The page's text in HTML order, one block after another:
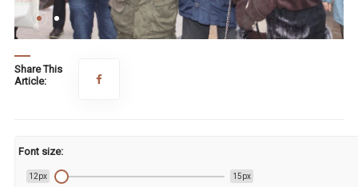
Share This
Article:
Font size:
12px 15px